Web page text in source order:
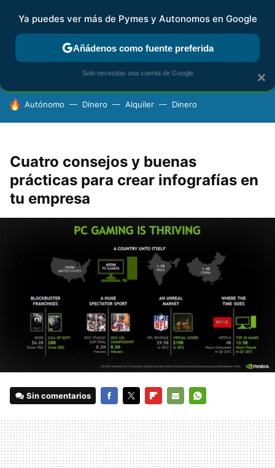
FISCALIDAD Y CONTABILIDAD KIT DIGITAL RENTA
HOY SE HABLA DE
Autónomo Dinero Alquiler Dinero
Cuatro consejos y buenas
prácticas para crear infografías en
tu empresa
Sin comentarios
MAIL
×
Ya puedes ver más de Pymes y Autonomos en Google
Añádenos como fuente preferida
Solo necesitas una cuenta de Google